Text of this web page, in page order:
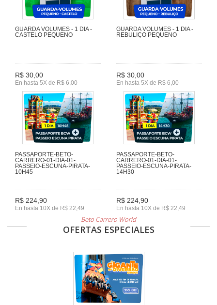
GUARDA VOLUMES - 1 DIA -
CASTELO PEQUENO
R$ 30,00
En hasta 5X de R$ 6,00
GUARDA VOLUMES - 1 DIA -
REBULIÇO PEQUENO
R$ 30,00
En hasta 5X de R$ 6,00
PASSAPORTE-BETO-
CARRERO-01-DIA-01-
PASSEIO-ESCUNA-PIRATA-
10H45
R$ 224,90
En hasta 10X de R$ 22,49
PASSAPORTE-BETO-
CARRERO-01-DIA-01-
PASSEIO-ESCUNA-PIRATA-
14H30
R$ 224,90
En hasta 10X de R$ 22,49
Beto Carrero World
OFERTAS ESPECIALES